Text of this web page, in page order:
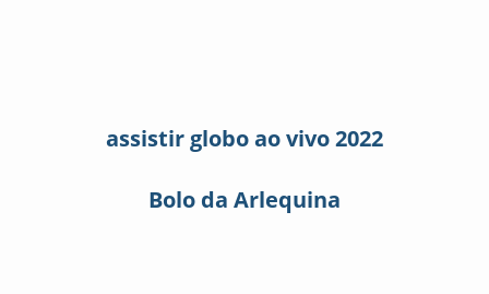
assistir globo ao vivo 2022
Bolo da Arlequina